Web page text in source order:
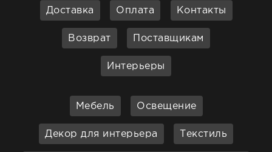
Доставка Оплата Контакты
Возврат Поставщикам
Интерьеры
Мебель Освещение
Декор для интерьера Текстиль